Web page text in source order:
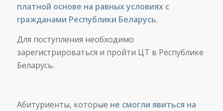
платной основе на равных условиях с
гражданами Республики Беларусь.
Для поступления необходимо
зарегистрироваться и пройти ЦТ в Республике
Беларусь.
Абитуриенты, которые не смогли явиться на